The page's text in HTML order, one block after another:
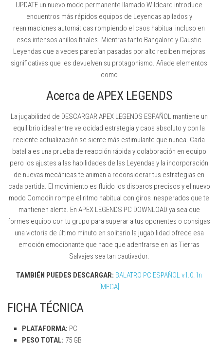
UPDATE un nuevo modo permanente llamado Wildcard introduce
encuentros más rápidos equipos de Leyendas apilados y
reanimaciones automáticas rompiendo el caos habitual incluso en
esos intensos anillos finales. Mientras tanto Bangalore y Caustic
Leyendas que a veces parecían pasadas por alto reciben mejoras
significativas que les devuelven su protagonismo. Añade elementos
como
Acerca de APEX LEGENDS
La jugabilidad de DESCARGAR APEX LEGENDS ESPAÑOL mantiene un
equilibrio ideal entre velocidad estrategia y caos absoluto y con la
reciente actualización se siente más estimulante que nunca. Cada
batalla es una prueba de reacción rápida y colaboración en equipo
pero los ajustes a las habilidades de las Leyendas y la incorporación
de nuevas mecánicas te animan a reconsiderar tus estrategias en
cada partida. El movimiento es fluido los disparos precisos y el nuevo
modo Comodín rompe el ritmo habitual con giros inesperados que te
mantienen alerta. En APEX LEGENDS PC DOWNLOAD ya sea que
formes equipo con tu grupo para superar a tus oponentes o consigas
una victoria de último minuto en solitario la jugabilidad ofrece esa
emoción emocionante que hace que adentrarse en las Tierras
Salvajes sea tan cautivador.
TAMBIÉN PUEDES DESCARGAR: BALATRO PC ESPAÑOL v1.0.1n
[MEGA]
FICHA TÉCNICA
PLATAFORMA: PC
PESO TOTAL: 75 GB